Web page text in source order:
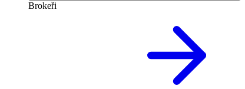
Brokeři